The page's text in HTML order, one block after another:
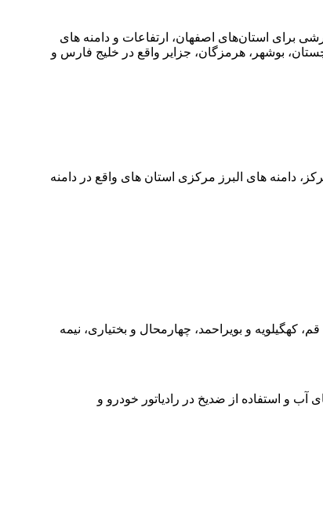
برای استان‌های اصفهان، ارتفاعات و دامنه های
بوشهر، هرمزگان، جزایر واقع در خلیج فارس و
دامنه های البرز مرکزی استان های واقع در دامنه
مرکزی، قم، کهگیلویه و بویراحمد، چهارمحال و بختیاری، نیمه
و استفاده از ضدیخ در رادیاتور خودرو و